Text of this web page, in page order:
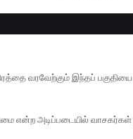
வரவேற்கும் இந்தப்
என்ற அடிப்படையில்